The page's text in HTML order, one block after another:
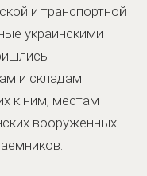
и транспортной
украинскими
и складам
к ним, местам
вооруженных